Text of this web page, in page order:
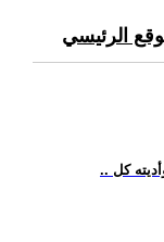
الرئيسي
كل